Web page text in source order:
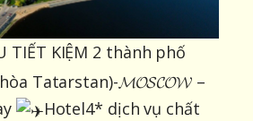
TIẾT KIỆM 2 thành phố
Tatarstan)-𝓜𝓞𝓢𝓒𝓞𝓦 –
Hotel4* dịch vụ chất